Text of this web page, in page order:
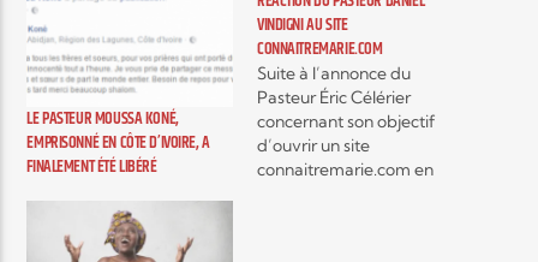
LE PASTEUR MOUSSA KONÉ,
EMPRISONNÉ EN CÔTE D’IVOIRE, A
FINALEMENT ÉTÉ LIBÉRÉ
VINDIGNI AU SITE
CONNAITREMARIE.COM
Suite à l’annonce du
Pasteur Éric Célérier
concernant son objectif
d’ouvrir un site
connaitremarie.com en